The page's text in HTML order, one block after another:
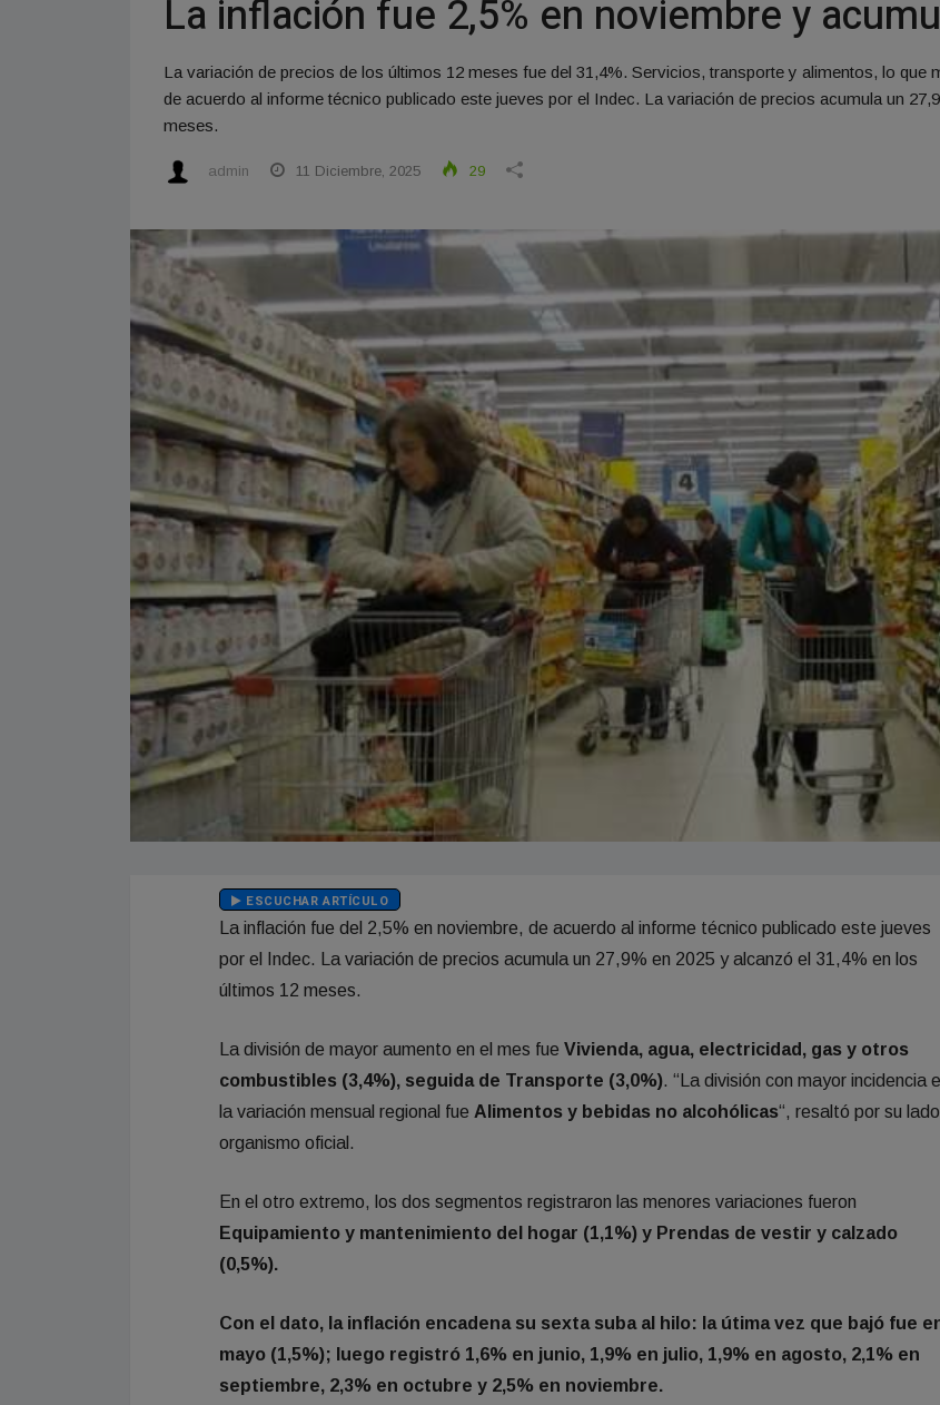
La inflación fue 2,5% en noviembre y
La variación de precios de los últimos 12 meses fue del 31,4%. Servicios, transporte y alimentos, lo que
de acuerdo al informe técnico publicado este jueves por el Indec. La variación de precios acumula un
meses.
admin 11 Diciembre, 2025 29
ESCUCHAR ARTÍCULO
La inflación fue del 2,5% en noviembre, de acuerdo al informe técnico publicado este jueves
por el Indec. La variación de precios acumula un 27,9% en 2025 y alcanzó el 31,4% en los
últimos 12 meses.
La división de mayor aumento en el mes fue Vivienda, agua, electricidad, gas y otros
combustibles (3,4%), seguida de Transporte (3,0%). “La división con mayor incidencia
la variación mensual regional fue Alimentos y bebidas no alcohólicas“, resaltó por su lado
organismo oficial.
En el otro extremo, los dos segmentos registraron las menores variaciones fueron
Equipamiento y mantenimiento del hogar (1,1%) y Prendas de vestir y calzado
(0,5%).
Con el dato, la inflación encadena su sexta suba al hilo: la útima vez que bajó fue
mayo (1,5%); luego registró 1,6% en junio, 1,9% en julio, 1,9% en agosto, 2,1% en
septiembre, 2,3% en octubre y 2,5% en noviembre.